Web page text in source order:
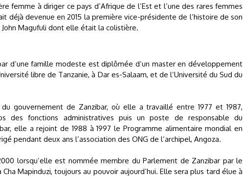
femme à diriger ce pays d’Afrique de l’Est et l’une des rares femmes
déjà devenue en 2015 la première vice-présidente de l’histoire de son
Magufuli dont elle était la colistière.
d’une famille modeste est diplômée d’un master en développement
libre de Tanzanie, à Dar es-Salaam, et de l’Université du Sud du
gouvernement de Zanzibar, où elle a travaillé entre 1977 et 1987,
des fonctions administratives puis un poste de responsable du
elle a rejoint de 1988 à 1997 le Programme alimentaire mondial en
pendant deux ans l’association des ONG de l’archipel, Angoza.
lorsqu’elle est nommée membre du Parlement de Zanzibar par le
Mapinduzi, toujours au pouvoir aujourd’hui. Elle sera plus tard élue à